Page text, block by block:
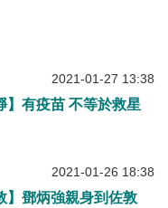
2021-01-27 13:38
】有疫苗 不等於救星
2021-01-26 18:38
】鄧炳強親身到佐敦